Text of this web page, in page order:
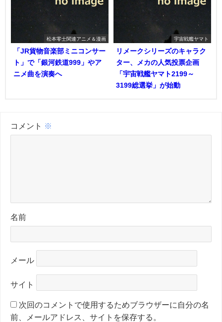
松本零士関連アニメ＆漫画
「JR貨物音楽部ミニコンサー
ト」で「銀河鉄道999」やア
ニメ曲を演奏へ
宇宙戦艦ヤマト
リメークシリーズのキャラク
ター、メカの人気投票企画
「宇宙戦艦ヤマト2199～
3199総選挙」が始動
コメント ※
名前
メール
サイト
次回のコメントで使用するためブラウザーに自分の名
前、メールアドレス、サイトを保存する。